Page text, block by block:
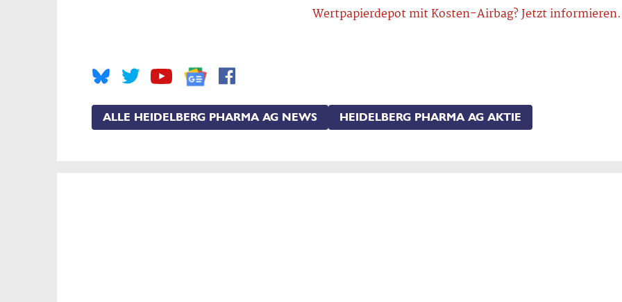
Wertpapierdepot mit Kosten-Airbag? Jetzt informieren.
ALLE HEIDELBERG PHARMA AG NEWS HEIDELBERG PHARMA AG AKTIE